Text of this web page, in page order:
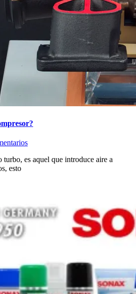
turbo, es aquel que introduce aire a
esto